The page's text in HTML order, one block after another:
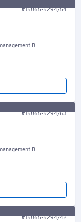
#15065-5294/54
Container, Welt
#15065-5294/63
Container, Welt
#15065-5294/42